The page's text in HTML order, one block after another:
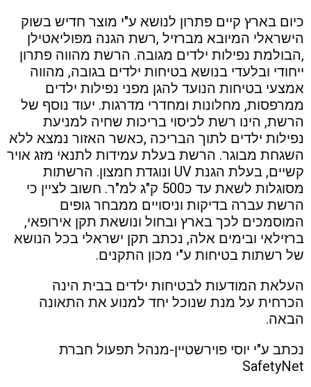
כיום בארץ קיים פתרון לנושא ע"י מוצר חדיש בשוק
הישראלי המיובא מברזיל ,רשת הגנה מפוליאטילן
,הבולמת נפילות ילדים מגובה. הרשת מהווה פתרון
ייחודי ובלעדי בנושא בטיחות ילדים בגובה, מהווה
אמצעי בטיחות הנועד להגן מפני נפילות ילדים
ממרפסות, מחלונות ומחדרי מדרגות. יעוד נוסף של
הרשת, הינו רשת לכיסוי בריכות שחיה למניעת
נפילות ילדים לתוך הבריכה ,כאשר האזור נמצא ללא
השגחת מבוגר. הרשת בעלת עמידות לתנאי מזג אויר
קשיים, בעלת הגנת UV ונוגדת חמצון. הרשתות
מסוגלות לשאת עד כ500 ק"ג למ"ר. חשוב לציין כי
הרשת עברה בדיקות וניסויים ממבחר גופים
המוסמכים לכך בארץ ובחול ונושאת תקן אירופאי,
ברזילאי ובימים אלה, נכתב תקן ישראלי בכל הנושא
של רשתות בטיחות ע"י מכון התקנים.
העלאת המודעות לבטיחות ילדים בבית הינה
הכרחית על מנת שנוכל יחד למנוע את התאונה
הבאה.
נכתב ע"י יוסי פוירשטיין-מנהל תפעול חברת
SafetyNet